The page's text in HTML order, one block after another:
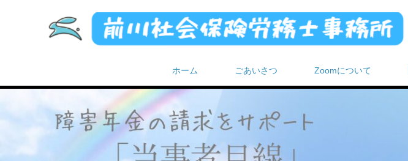
ホーム ごあいさつ Zoomについて